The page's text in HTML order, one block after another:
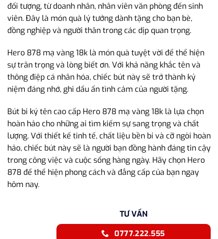
đối tượng, từ doanh nhân, nhân viên văn phòng đến sinh
viên. Đây là món quà lý tưởng dành tặng cho bạn bè,
đồng nghiệp và người thân trong các dịp quan trọng.
Hero 878 mạ vàng 18k là món quà tuyệt vời để thể hiện
sự trân trọng và lòng biết ơn. Với khả năng khắc tên và
thông điệp cá nhân hóa, chiếc bút này sẽ trở thành kỷ
niệm đáng nhớ, ghi dấu ấn tình cảm của người tặng.
Bút bi ký tên cao cấp Hero 878 mạ vàng 18k là lựa chọn
hoàn hảo cho những ai tìm kiếm sự sang trọng và chất
lượng. Với thiết kế tinh tế, chất liệu bền bỉ và cỡ ngòi hoàn
hảo, chiếc bút này sẽ là người bạn đồng hành đáng tin cậy
trong công việc và cuộc sống hàng ngày. Hãy chọn Hero
878 để thể hiện phong cách và đẳng cấp của bạn ngay
hôm nay.
TƯ VẤN
0777.222.555